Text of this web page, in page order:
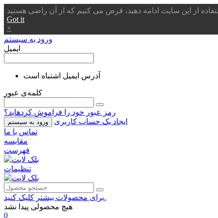
Got it
×
ورود به سیستم
ایمیل
آدرس ایمیل اشتباه است
کلمه‌ی عبور
رمز عبور خود را فراموش کردهاید؟
ورود به سیستم
ایجاد یک حساب کاربری
تماس با ما
مقایسه
فهرست
تنظیمات
برای محصولات بیشتر کلیک کنید.
هیچ محصولی پیدا نشد
0